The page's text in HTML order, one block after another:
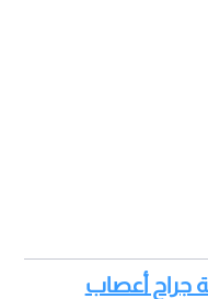
جراح أعصاب